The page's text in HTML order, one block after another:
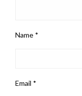
Name *
Email *